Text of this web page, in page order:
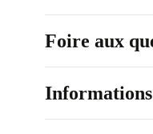
Foire aux